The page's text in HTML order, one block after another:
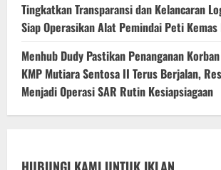
Tingkatkan Transparansi dan Kelancaran
Siap Operasikan Alat Pemindai Peti Kemas
Menhub Dudy Pastikan Penanganan
KMP Mutiara Sentosa II Terus Berjalan,
Menjadi Operasi SAR Rutin Kesiapsiagaan